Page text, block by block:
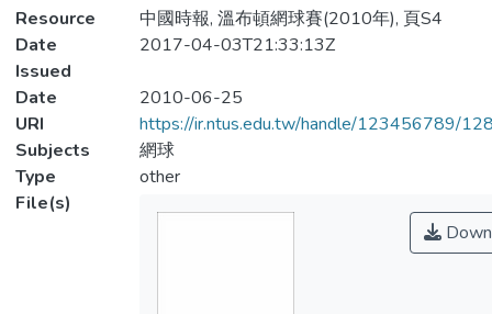
Resource
中國時報, 溫布頓網球賽(2010年), 頁S4
Date
Issued
2017-04-03T21:33:13Z
Date
2010-06-25
URI
https://ir.ntus.edu.tw/handle/123456789/
Subjects
網球
Type
other
File(s)